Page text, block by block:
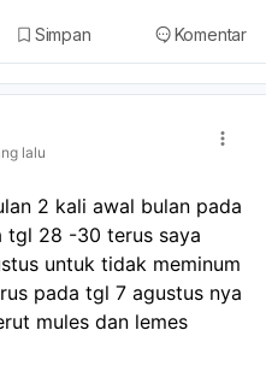
Simpan Komentar
lalu
2 kali awal bulan pada
tgl 28 -30 terus saya
untuk tidak meminum
pada tgl 7 agustus nya
mules dan lemes